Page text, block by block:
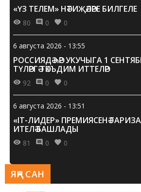
«ҮЗ ТЕЛЕМ» НӘТИҖӘЛӘРЕ БИЛГЕЛЕ
80 0 0
6 августа 2026 - 13:55
РОССИЯДӘ ҺӘР УКУЧЫГА 1
ТҮЛӘРГӘ ТӘКЪДИМ ИТТЕЛӘР
92 0 0
6 августа 2026 - 13:51
«IT-ЛИДЕР» ПРЕМИЯСЕНӘ
ИТЕЛӘ БАШЛАДЫ
81 0 0
ЯҢА САН